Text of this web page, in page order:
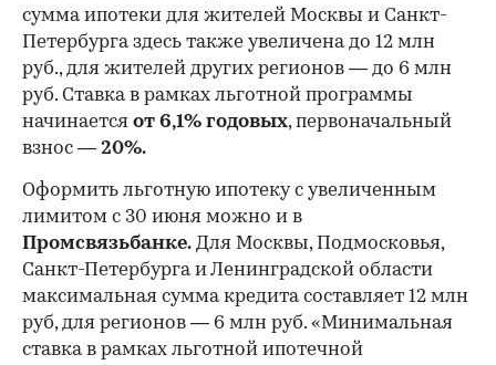
сумма ипотеки для жителей Москвы и Санкт-
Петербурга здесь также увеличена до 12 млн
руб., для жителей других регионов — до 6 млн
руб. Ставка в рамках льготной программы
начинается от 6,1% годовых, первоначальный
взнос — 20%.
Оформить льготную ипотеку с увеличенным
лимитом с 30 июня можно и в
Промсвязьбанке. Для Москвы, Подмосковья,
Санкт-Петербурга и Ленинградской области
максимальная сумма кредита составляет 12 млн
руб, для регионов — 6 млн руб. «Минимальная
ставка в рамках льготной ипотечной